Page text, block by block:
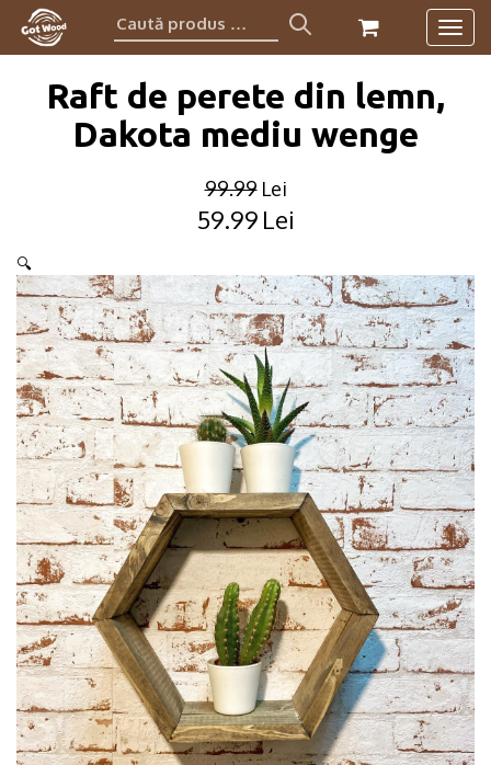
Caută
produs:
Raft de perete din lemn,
Dakota mediu wenge
99.99 Lei
Original
was:
99.99lei.
59.99 Lei
Current
is:
59.99lei.
🔍